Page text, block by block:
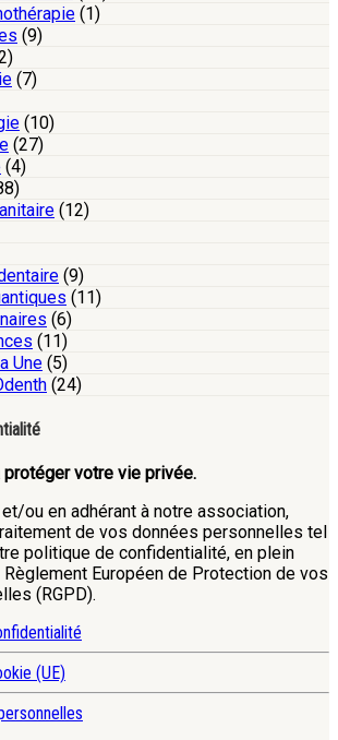
(1)
(9)
(7)
(10)
(27)
(4)
(12)
(9)
(11)
(6)
(11)
Une (5)
(24)
protéger votre vie privée.
ou en adhérant à notre association,
de vos données personnelles tel
politique de confidentialité, en plein
Européen de Protection de vos
(RGPD).
(UE)